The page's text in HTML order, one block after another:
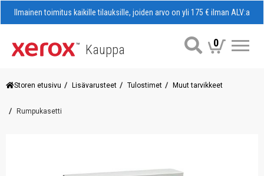
Ilmainen toimitus kaikille tilauksille, joiden arvo on yli 175 € ilman ALV:a
Kauppa 0
Storen etusivu Lisävarusteet Tulostimet Muut tarvikkeet
Rumpukasetti